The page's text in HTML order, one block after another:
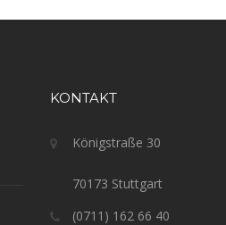
KONTAKT
Königstraße 30
70173 Stuttgart
(0711) 162 66 40